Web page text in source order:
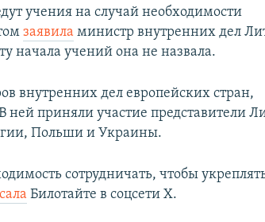
учения на случай необходимости
заявила министр внутренних дел
начала учений она не назвала.
внутренних дел европейских стран,
ней приняли участие представители
Польши и Украины.
сотрудничать, чтобы
Билотайте в соцсети Х.